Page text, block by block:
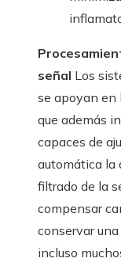
señal Los
se apoyan en
que además
capaces de
automática la
filtrado de la
compensar
conservar
incluso